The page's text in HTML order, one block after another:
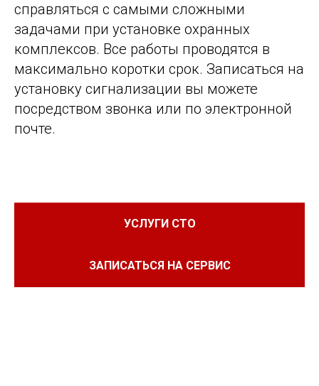
справляться с самыми сложными
задачами при установке охранных
комплексов. Все работы проводятся в
максимально коротки срок. Записаться на
установку сигнализации вы можете
посредством звонка или по электронной
почте.
УСЛУГИ СТО
ЗАПИСАТЬСЯ НА СЕРВИС